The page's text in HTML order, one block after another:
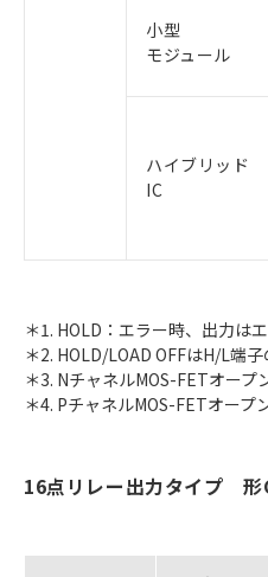
小型
モジュール
ハイブリッド
IC
＊1. HOLD：エラー時、出力は
＊2. HOLD/LOAD OFFはH/L端
＊3. NチャネルMOS-FETオープ
＊4. PチャネルMOS-FETオープ
16点リレー出力タイプ